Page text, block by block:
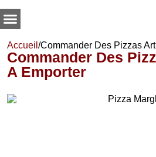
Accueil /Commander Des Pizzas
Commander Des
A Emporter